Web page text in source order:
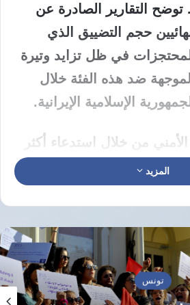
توضح التقارير الصادرة عن
حجم التضييق الذي
في ظل تزايد وتيرة
الموجهة ضد هذه الفئة خلال
الإسلامية الإيرانية.
من خلال استدعاء أكثر
للاستجواب منذ نهاية العام
الماضي وحتى الآن ضمن سياق أوسع يشمل 400
الإنسان. تشمل هذه
النطاق عمليات مصادرة منظمة
في محاولة لتقويض
والضغط عليهم بشتى الطرق
المزيد
تونس